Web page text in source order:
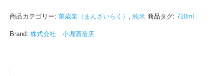
商品カテゴリー: 萬歳楽（まんざいらく） , 純米 商品タグ: 720ml
Brand: 株式会社 小堀酒造店